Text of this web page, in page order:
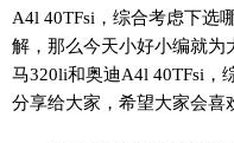
A4l 40TFsi，综合考虑下选
解，那么今天小好小编就为
马320li和奥迪A4l 40TFsi，
分享给大家，希望大家会喜